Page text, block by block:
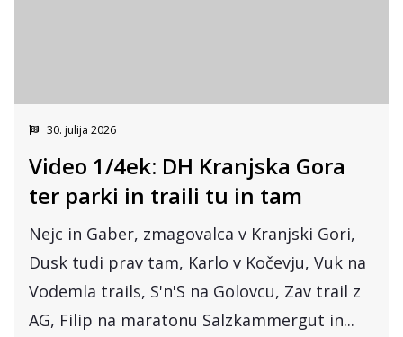
30. julija 2026
Video 1/4ek: DH Kranjska Gora
ter parki in traili tu in tam
Nejc in Gaber, zmagovalca v Kranjski Gori,
Dusk tudi prav tam, Karlo v Kočevju, Vuk na
Vodemla trails, S'n'S na Golovcu, Zav trail z
AG, Filip na maratonu Salzkammergut in...